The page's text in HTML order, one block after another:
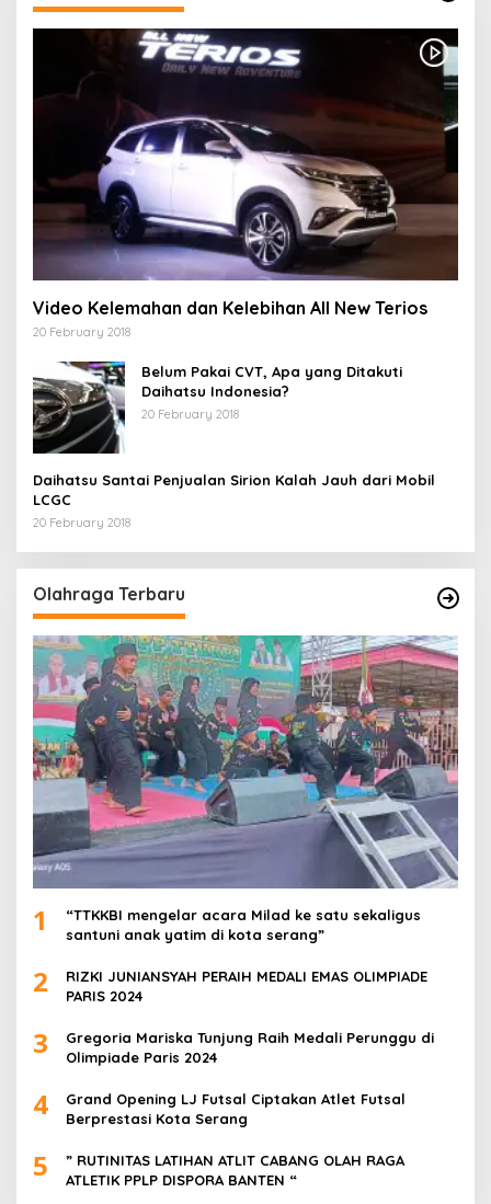
Video Kelemahan dan Kelebihan All New Terios
20 February 2018
Belum Pakai CVT, Apa yang Ditakuti
Daihatsu Indonesia?
20 February 2018
Daihatsu Santai Penjualan Sirion Kalah Jauh dari Mobil
LCGC
20 February 2018
Olahraga Terbaru
1
“TTKKBI mengelar acara Milad ke satu sekaligus
santuni anak yatim di kota serang”
2
RIZKI JUNIANSYAH PERAIH MEDALI EMAS OLIMPIADE
PARIS 2024
3
Gregoria Mariska Tunjung Raih Medali Perunggu di
Olimpiade Paris 2024
4
Grand Opening LJ Futsal Ciptakan Atlet Futsal
Berprestasi Kota Serang
5
” RUTINITAS LATIHAN ATLIT CABANG OLAH RAGA
ATLETIK PPLP DISPORA BANTEN “